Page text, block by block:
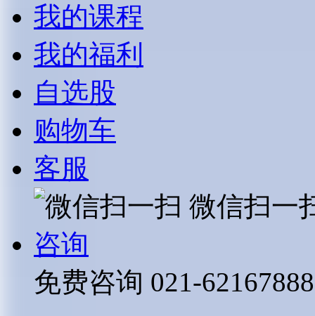
我的课程
我的福利
自选股
购物车
客服
微信扫一
咨询
免费咨询 021-62167888